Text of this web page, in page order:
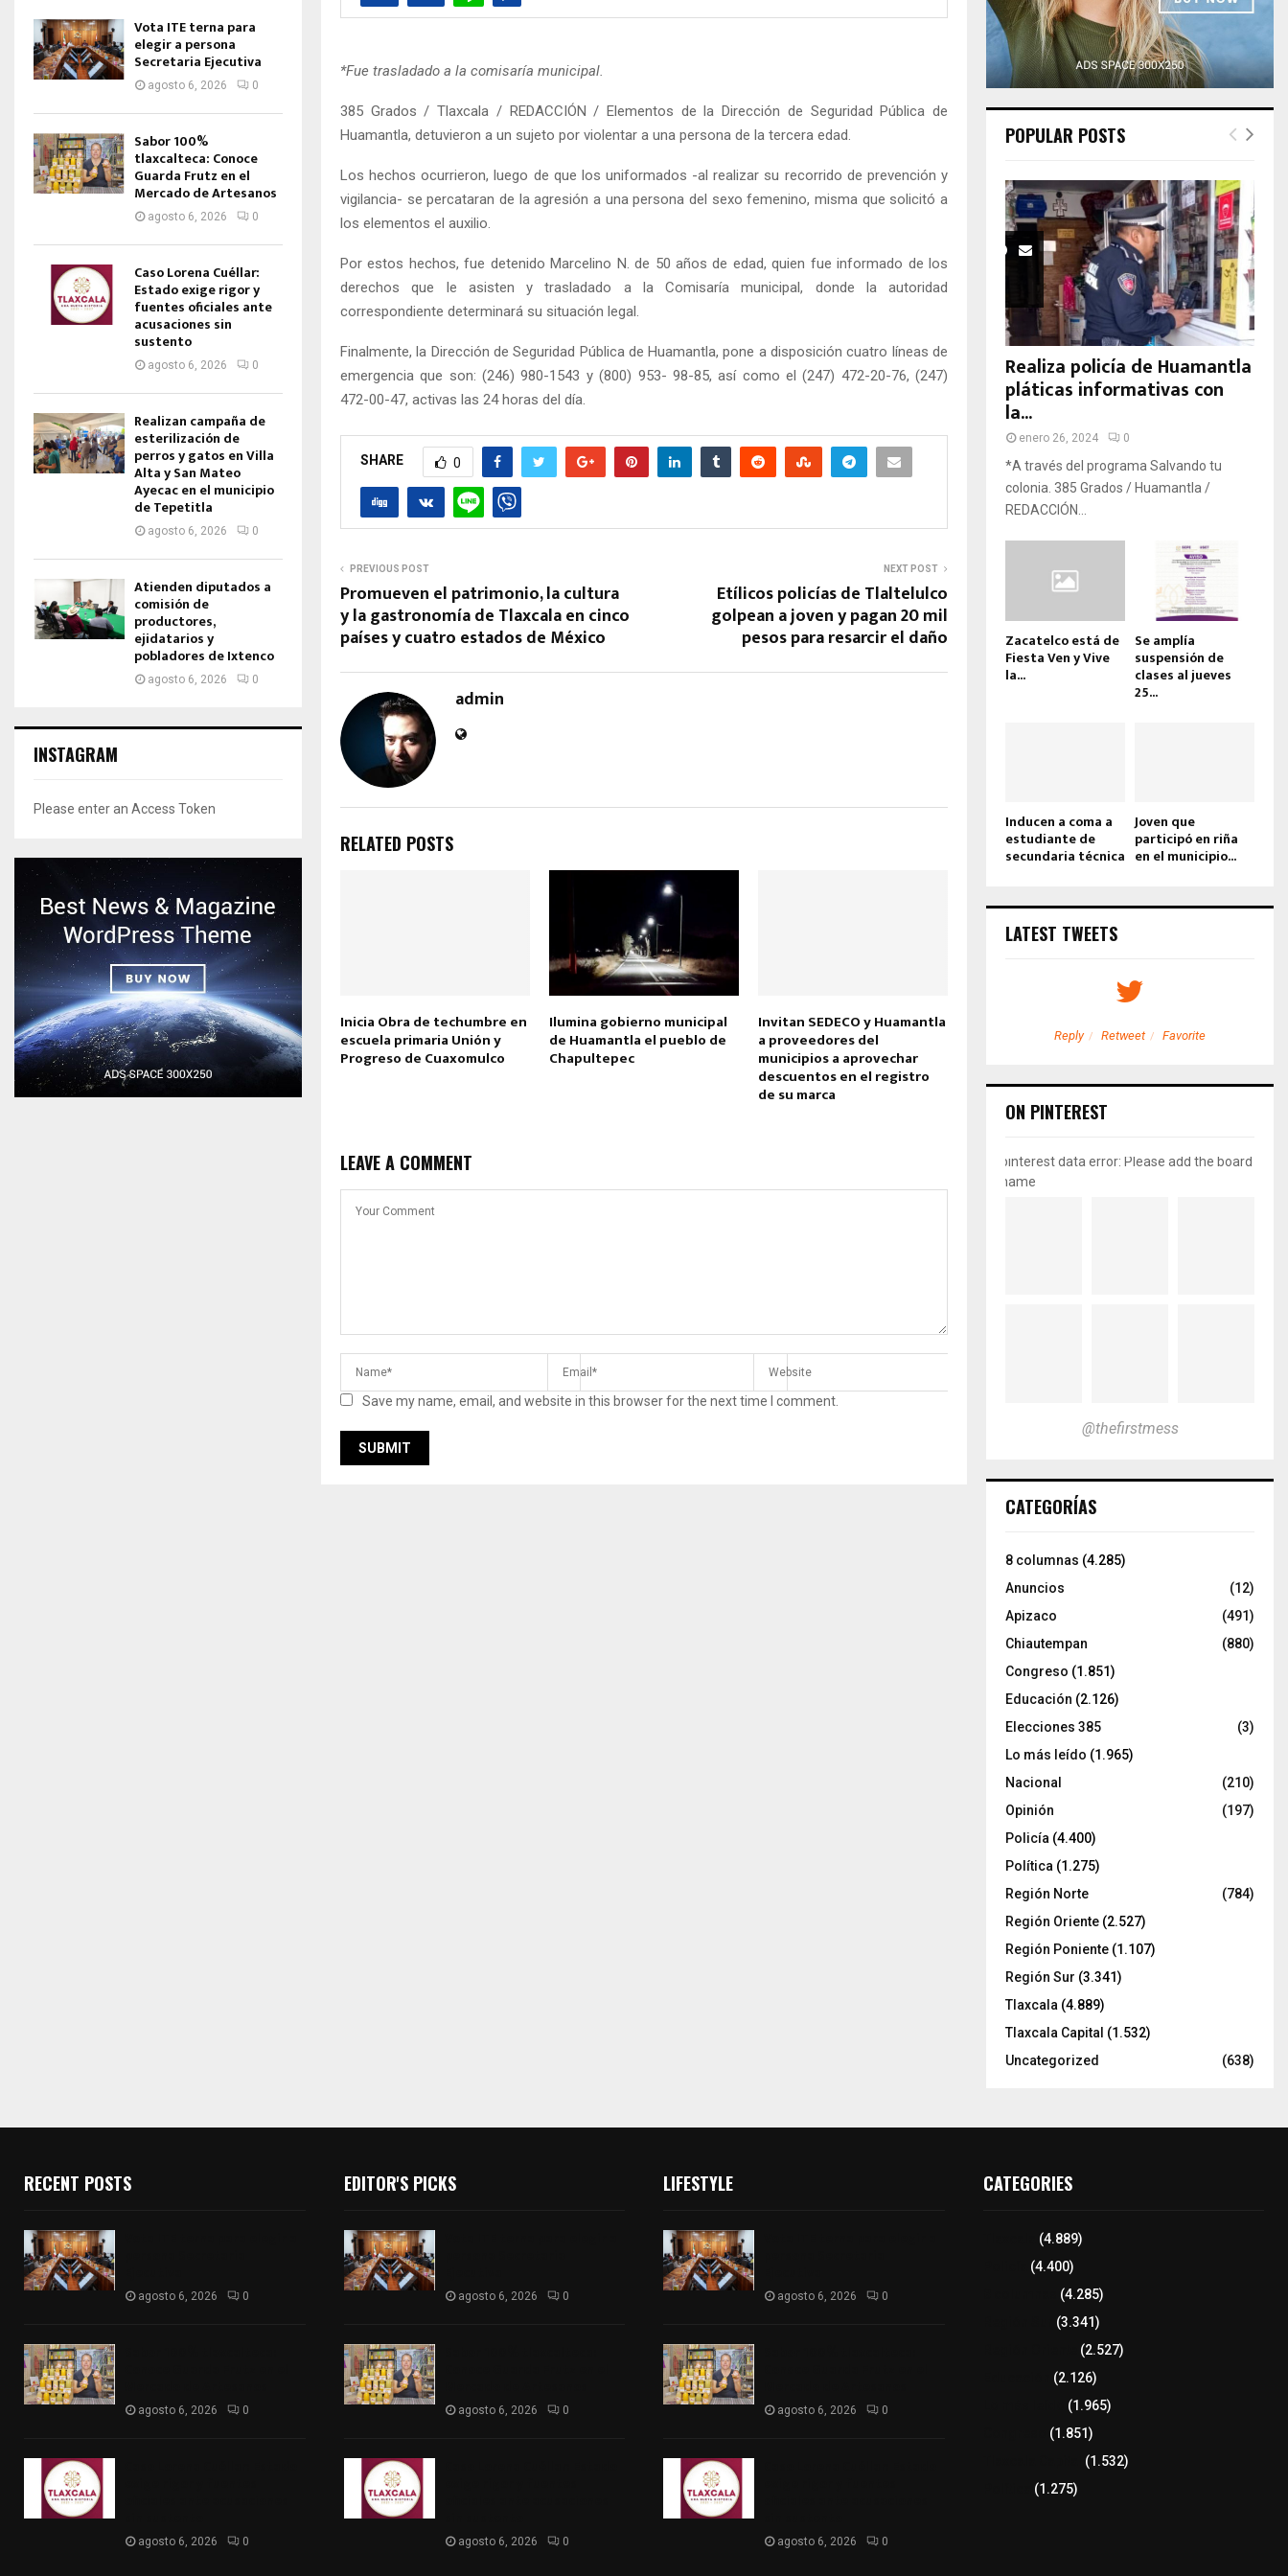
*Fue trasladado a la comisaría municipal.
385 Grados / Tlaxcala / REDACCIÓN / Elementos de la Dirección de Seguridad Pública de
Huamantla, detuvieron a un sujeto por violentar a una persona de la tercera edad.
Los hechos ocurrieron, luego de que los uniformados -al realizar su recorrido de prevención y
vigilancia- se percataran de la agresión a una persona del sexo femenino, misma que solicitó a
los elementos el auxilio.
Por estos hechos, fue detenido Marcelino N. de 50 años de edad, quien fue informado de los
derechos que le asisten y trasladado a la Comisaría municipal, donde la autoridad
correspondiente determinará su situación legal.
Finalmente, la Dirección de Seguridad Pública de Huamantla, pone a disposición cuatro líneas de
emergencia que son: (246) 980-1543 y (800) 953- 98-85, así como el (247) 472-20-76, (247)
472-00-47, activas las 24 horas del día.
SHARE 0
PREVIOUS POST
Promueven el patrimonio, la cultura
y la gastronomía de Tlaxcala en cinco
países y cuatro estados de México
NEXT POST
Etílicos policías de Tlaltelulco
golpean a joven y pagan 20 mil
pesos para resarcir el daño
admin
RELATED POSTS
Inicia Obra de techumbre en
escuela primaria Unión y
Progreso de Cuaxomulco
Ilumina gobierno municipal
de Huamantla el pueblo de
Chapultepec
Invitan SEDECO y Huamantla
a proveedores del
municipios a aprovechar
descuentos en el registro
de su marca
LEAVE A COMMENT
Save my name, email, and website in this browser for the next time I comment.
Vota ITE terna para
elegir a persona
Secretaria Ejecutiva
agosto 6, 2026 0
Sabor 100%
tlaxcalteca: Conoce
Guarda Frutz en el
Mercado de Artesanos
agosto 6, 2026 0
Caso Lorena Cuéllar:
Estado exige rigor y
fuentes oficiales ante
acusaciones sin
sustento
agosto 6, 2026 0
Realizan campaña de
esterilización de
perros y gatos en Villa
Alta y San Mateo
Ayecac en el municipio
de Tepetitla
agosto 6, 2026 0
Atienden diputados a
comisión de
productores,
ejidatarios y
pobladores de Ixtenco
agosto 6, 2026 0
INSTAGRAM
Please enter an Access Token
POPULAR POSTS
Realiza policía de Huamantla
pláticas informativas con
la...
enero 26, 2024 0
*A través del programa Salvando tu
colonia. 385 Grados / Huamantla /
REDACCIÓN...
Zacatelco está de
Fiesta Ven y Vive
la...
Se amplía
suspensión de
clases al jueves
25...
Inducen a coma a
estudiante de
secundaria técnica
Joven que
participó en riña
en el municipio...
LATEST TWEETS
Reply Retweet Favorite Reply Retweet Reply Retweet Favorite
ON PINTEREST
pinterest data error: Please add the board
name
@thefirstmess
CATEGORÍAS
8 columnas (4.285)
Anuncios
(12)
Apizaco
(491)
Chiautempan
(880)
Congreso (1.851)
Educación (2.126)
Elecciones 385
(3)
Lo más leído (1.965)
Nacional
(210)
Opinión
(197)
Policía (4.400)
Política (1.275)
Región Norte
(784)
Región Oriente (2.527)
Región Poniente (1.107)
Región Sur (3.341)
Tlaxcala (4.889)
Tlaxcala Capital (1.532)
Uncategorized
(638)
RECENT POSTS
agosto 6, 2026 0
agosto 6, 2026 0
agosto 6, 2026 0
EDITOR'S PICKS
agosto 6, 2026 0
agosto 6, 2026 0
agosto 6, 2026 0
LIFESTYLE
agosto 6, 2026 0
agosto 6, 2026 0
agosto 6, 2026 0
CATEGORIES
(4.889)
(4.400)
(4.285)
(3.341)
(2.527)
(2.126)
(1.965)
(1.851)
(1.532)
(1.275)